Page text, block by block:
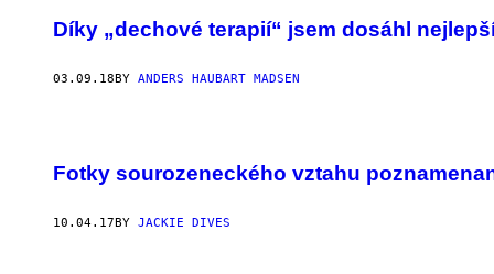
Díky „dechové terapií“ jsem dosáhl
03.09.18BY ANDERS HAUBART MADSEN
Fotky sourozeneckého vztahu
10.04.17 BY JACKIE DIVES